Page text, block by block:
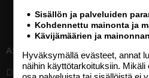
ASIAKASPALVELU
Digipalvelut (09) 156 6227
Sisällön ja palveluiden
Kohdennettu mainonta ja
Kävijämäärien ja
Hyväksymällä evästeet, annat
näihin käyttötarkoituksiin.